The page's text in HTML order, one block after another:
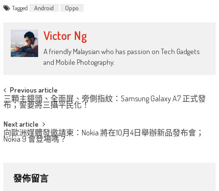
Tagged Android Oppo
Victor Ng
A friendly Malaysian who has passion on Tech Gadgets
and Mobile Photography.
Post
navigation
Previous article
三顆主鏡頭、全面屏、旁側指紋：Samsung Galaxy A7 正式發
布；誓要將三攝平民化！
Next article
向歐洲媒體發邀請柬：Nokia 將在10月4日舉辦新品發布會；
Nokia 9 會登場嗎？
發佈留言